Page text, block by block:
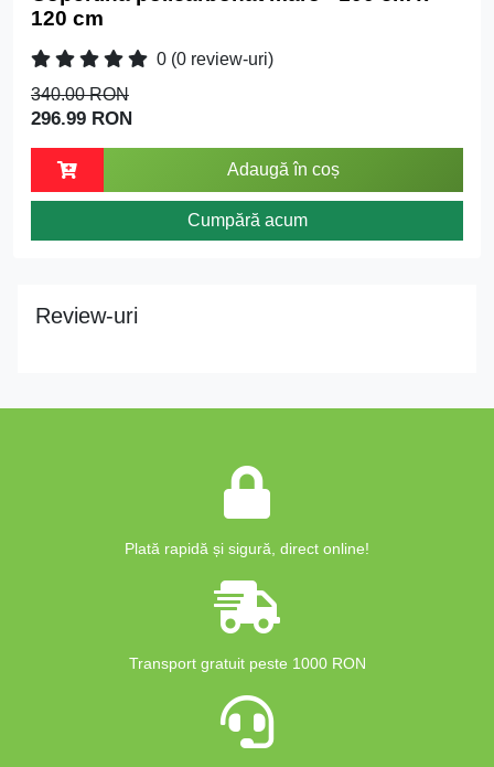
120 cm
0 (0 review-uri)
340.00 RON
296.99 RON
Adaugă în coș
Cumpără acum
Review-uri
Plată rapidă și sigură, direct online!
Transport gratuit peste 1000 RON